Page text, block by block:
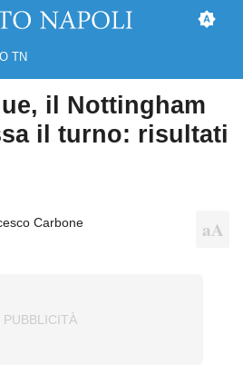
TN
il Nottingham
il turno: risultati
Carbone